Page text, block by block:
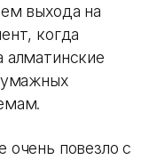
выхода на
когда
повезло с